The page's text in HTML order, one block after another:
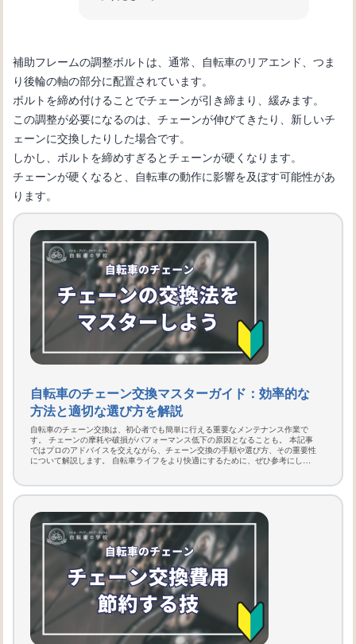
補助フレームの調整ボルトは、通常、自転車のリアエンド、つま
り後輪の軸の部分に配置されています。
ボルトを締め付けることでチェーンが引き締まり、緩みます。
この調整が必要になるのは、チェーンが伸びてきたり、新しいチ
ェーンに交換したりした場合です。
しかし、ボルトを締めすぎるとチェーンが硬くなります。
チェーンが硬くなると、自転車の動作に影響を及ぼす可能性があ
ります。
自転車のチェーン交換マスターガイド：効率的な
方法と適切な選び方を解説
自転車のチェーン交換は、初心者でも簡単に行える重要なメンテナンス作業で
す。 チェーンの摩耗や破損がパフォーマンス低下の原因となることも。 本記事
ではプロのアドバイスを交えながら、チェーン交換の手順や選び方、その重要性
について解説します。 自転車ライフをより快適にするために、ぜひ参考にして